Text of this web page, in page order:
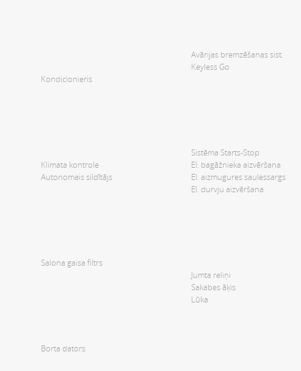
Kondicionieris
Klimata kontrole
Autonomais sildītājs
Salona gaisa filtrs
Borta dators
Avārijas bremzēšanas sist.
Keyless Go
Sistēma Starts-Stop
El. bagāžnieka aizvēršana
El. aizmugures saulessargs
El. durvju aizvēršana
Jumta reliņi
Sakabes āķis
Lūka